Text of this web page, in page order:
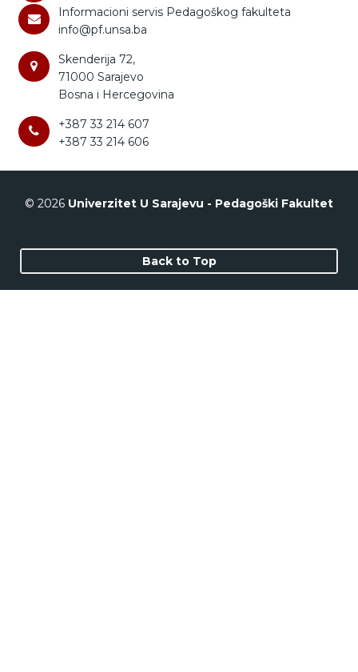
Informacioni servis Pedagoškog fakulteta
info@pf.unsa.ba
Skenderija 72,
71000 Sarajevo
Bosna i Hercegovina
+387 33 214 607
+387 33 214 606
© 2026 Univerzitet U Sarajevu - Pedagoški Fakultet
Back to Top